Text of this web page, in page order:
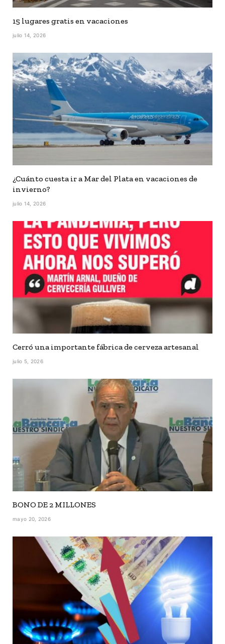
15 lugares gratis en vacaciones
julio 14, 2026
¿Cuánto cuesta ir a Mar del Plata en vacaciones de
invierno?
julio 14, 2026
Cerró una importante fábrica de cerveza artesanal
julio 5, 2026
BONO DE 2 MILLONES
mayo 20, 2026